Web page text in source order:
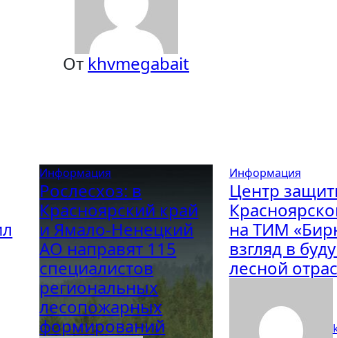
От khvmegabait
Информация
Рослесхоз: в
Красноярский край
и Ямало-Ненецкий
АО направят 115
специалистов
региональных
лесопожарных
формирований
Информация
Центр
на ТИМ
взгляд в
лесной